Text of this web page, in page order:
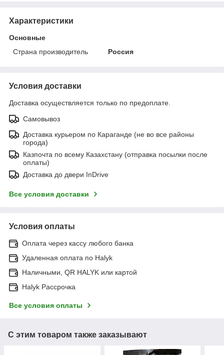
Характеристики
Основные
Страна производитель
Россия
Условия доставки
Доставка осуществляется только по предоплате.
Самовывоз
Доставка курьером по Караганде (не во все районы
города)
Казпочта по всему Казахстану (отправка посылки после
оплаты)
Доставка до двери InDrive
Все условия доставки
Условия оплаты
Оплата через кассу любого банка
Удаленная оплата по Halyk
Наличными, QR HALYK или картой
Halyk Рассрочка
Все условия оплаты
С этим товаром также заказывают